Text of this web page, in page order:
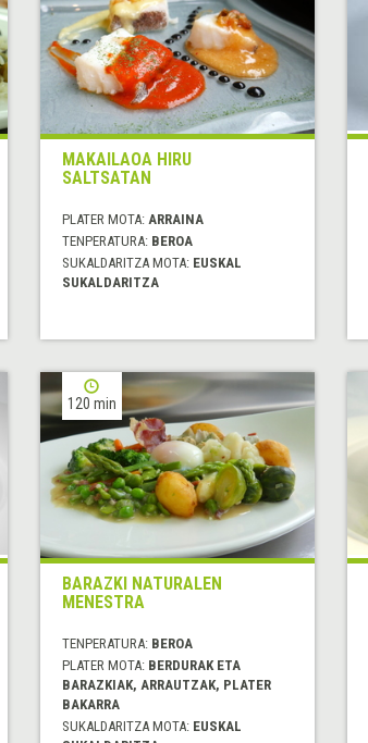
MAKAILAOA HIRU
SALTSATAN
PLATER MOTA: ARRAINA
TENPERATURA: BEROA
SUKALDARITZA MOTA: EUSKAL
SUKALDARITZA
120 min
BARAZKI NATURALEN
MENESTRA
TENPERATURA: BEROA
PLATER MOTA: BERDURAK ETA
BARAZKIAK, ARRAUTZAK, PLATER
BAKARRA
SUKALDARITZA MOTA: EUSKAL